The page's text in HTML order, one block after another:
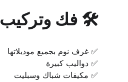
🛠️ فك وتركيب
✅ غرف نوم بجميع موديلاتها
✅ دواليب كبيرة
✅ مكيفات شباك وسبليت